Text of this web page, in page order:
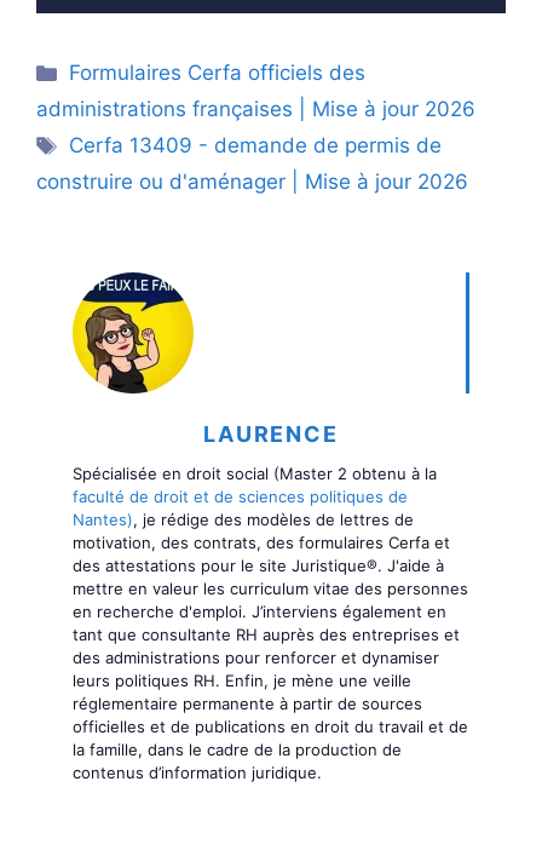
Catégories
Formulaires Cerfa officiels des
administrations françaises | Mise à jour 2026
Étiquettes
Cerfa 13409 - demande de permis de
construire ou d'aménager | Mise à jour 2026
LAURENCE
Spécialisée en droit social (Master 2 obtenu à la
faculté de droit et de sciences politiques de
Nantes), je rédige des modèles de lettres de
motivation, des contrats, des formulaires Cerfa et
des attestations pour le site Juristique®. J'aide à
mettre en valeur les curriculum vitae des personnes
en recherche d'emploi. J’interviens également en
tant que consultante RH auprès des entreprises et
des administrations pour renforcer et dynamiser
leurs politiques RH. Enfin, je mène une veille
réglementaire permanente à partir de sources
officielles et de publications en droit du travail et de
la famille, dans le cadre de la production de
contenus d’information juridique.